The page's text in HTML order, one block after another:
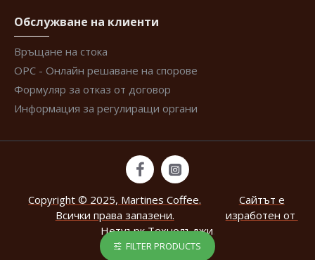
Обслужване на клиенти
Връщане на стока
ОРС - Онлайн решаване на спорове
Формуляр за отказ от договор
Информация за регулиращи органи
Copyright © 2025, Martines Coffee.
Всички права запазени.
Сайтът е
изработен от
Нетуърк Технолъджи.
FILTER PRODUCTS